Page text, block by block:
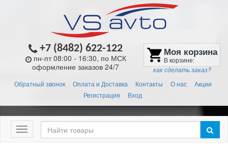
+7 (8482) 622-122
пн-пт 08:00 - 16:30, по МСК
оформление заказов 24/7
shopping_cart Моя корзина
В корзине:
как сделать заказ?
Обратный звонок Оплата и Доставка Контакты О нас
Акции
Регистрация
Вход
Меню